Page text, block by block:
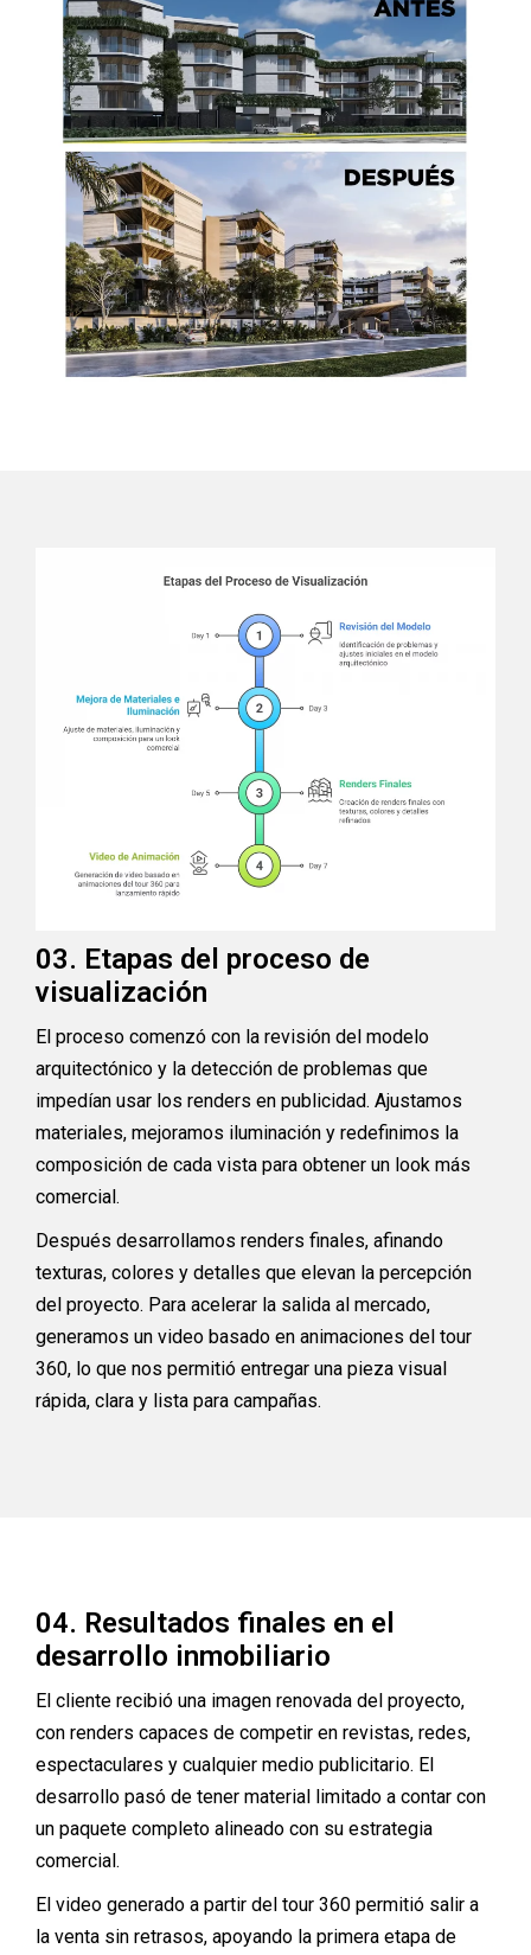
03. Etapas del proceso de
visualización
El proceso comenzó con la revisión del modelo
arquitectónico y la detección de problemas que
impedían usar los renders en publicidad. Ajustamos
materiales, mejoramos iluminación y redefinimos la
composición de cada vista para obtener un look más
comercial.
Después desarrollamos renders finales, afinando
texturas, colores y detalles que elevan la percepción
del proyecto. Para acelerar la salida al mercado,
generamos un video basado en animaciones del tour
360, lo que nos permitió entregar una pieza visual
rápida, clara y lista para campañas.
04. Resultados finales en el
desarrollo inmobiliario
El cliente recibió una imagen renovada del proyecto,
con renders capaces de competir en revistas, redes,
espectaculares y cualquier medio publicitario. El
desarrollo pasó de tener material limitado a contar con
un paquete completo alineado con su estrategia
comercial.
El video generado a partir del tour 360 permitió salir a
la venta sin retrasos, apoyando la primera etapa de